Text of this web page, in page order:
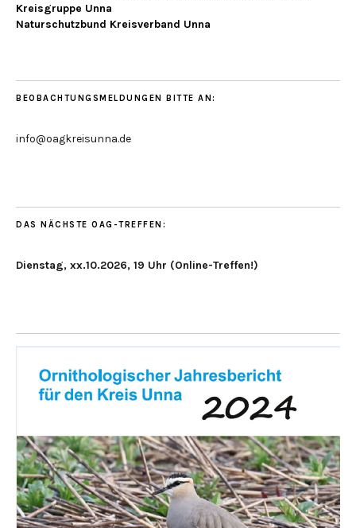
Kreisgruppe Unna
Naturschutzbund Kreisverband Unna
BEOBACHTUNGSMELDUNGEN BITTE AN:
info@oagkreisunna.de
DAS NÄCHSTE OAG-TREFFEN:
Dienstag, xx.10.2026, 19 Uhr (Online-Treffen!)